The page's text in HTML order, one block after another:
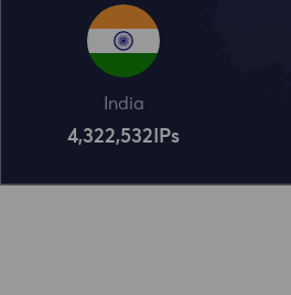
India
4,322,534 IPs